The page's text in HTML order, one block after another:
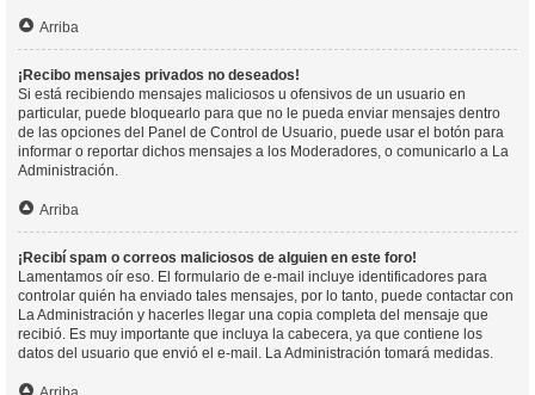
Arriba
¡Recibo mensajes privados no deseados!
Si está recibiendo mensajes maliciosos u ofensivos de un usuario en
particular, puede bloquearlo para que no le pueda enviar mensajes dentro
de las opciones del Panel de Control de Usuario, puede usar el botón para
informar o reportar dichos mensajes a los Moderadores, o comunicarlo a La
Administración.
Arriba
¡Recibí spam o correos maliciosos de alguien en este foro!
Lamentamos oír eso. El formulario de e-mail incluye identificadores para
controlar quién ha enviado tales mensajes, por lo tanto, puede contactar con
La Administración y hacerles llegar una copia completa del mensaje que
recibió. Es muy importante que incluya la cabecera, ya que contiene los
datos del usuario que envió el e-mail. La Administración tomará medidas.